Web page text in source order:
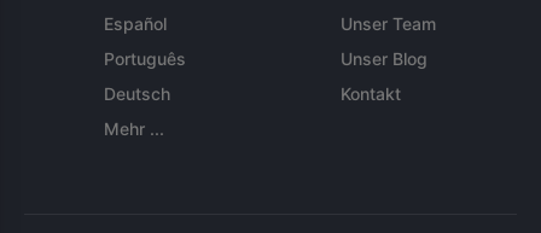
Español
Português
Deutsch
Mehr ...
Unser Team
Unser Blog
Kontakt